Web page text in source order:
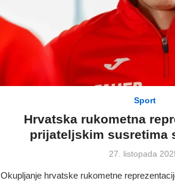
Sport
Hrvatska rukometna
prijateljskim susretima
Posted
27. listopada
Okupljanje hrvatske rukometne